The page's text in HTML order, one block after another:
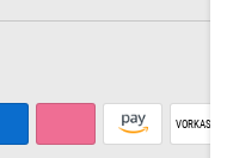
VORKASSE